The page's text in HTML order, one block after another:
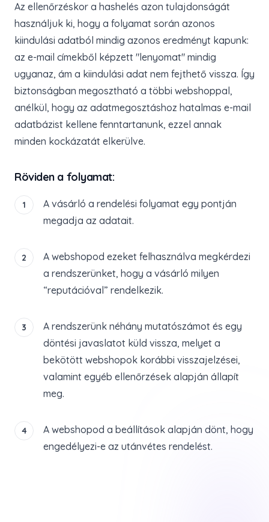
Az ellenőrzéskor a hashelés azon tulajdonságát
használjuk ki, hogy a folyamat során azonos
kiindulási adatból mindig azonos eredményt kapunk:
az e-mail címekből képzett "lenyomat" mindig
ugyanaz, ám a kiindulási adat nem fejthető vissza. Így
biztonságban megosztható a többi webshoppal,
anélkül, hogy az adatmegosztáshoz hatalmas e-mail
adatbázist kellene fenntartanunk, ezzel annak
minden kockázatát elkerülve.
Röviden a folyamat:
1
A vásárló a rendelési folyamat egy pontján
megadja az adatait.
2
A webshopod ezeket felhasználva megkérdezi
a rendszerünket, hogy a vásárló milyen
“reputációval” rendelkezik.
3
A rendszerünk néhány mutatószámot és egy
döntési javaslatot küld vissza, melyet a
bekötött webshopok korábbi visszajelzései,
valamint egyéb ellenőrzések alapján állapít
meg.
4
A webshopod a beállítások alapján dönt, hogy
engedélyezi-e az utánvétes rendelést.